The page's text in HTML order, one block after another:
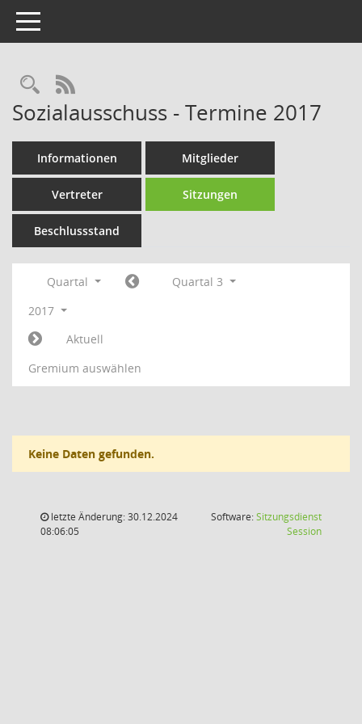
Toggle navigation
Rechercheauswahl
RSS-Feed
Sozialausschuss - Termine 2017
Informationen Mitglieder
Vertreter Sitzungen
Beschlussstand
Quartal
Quartal 3
2017
Aktuell
Gremium auswählen
Keine Daten gefunden.
letzte Änderung: 30.12.2024
08:06:05
Software:Sitzungsdienst
Session(Wird in